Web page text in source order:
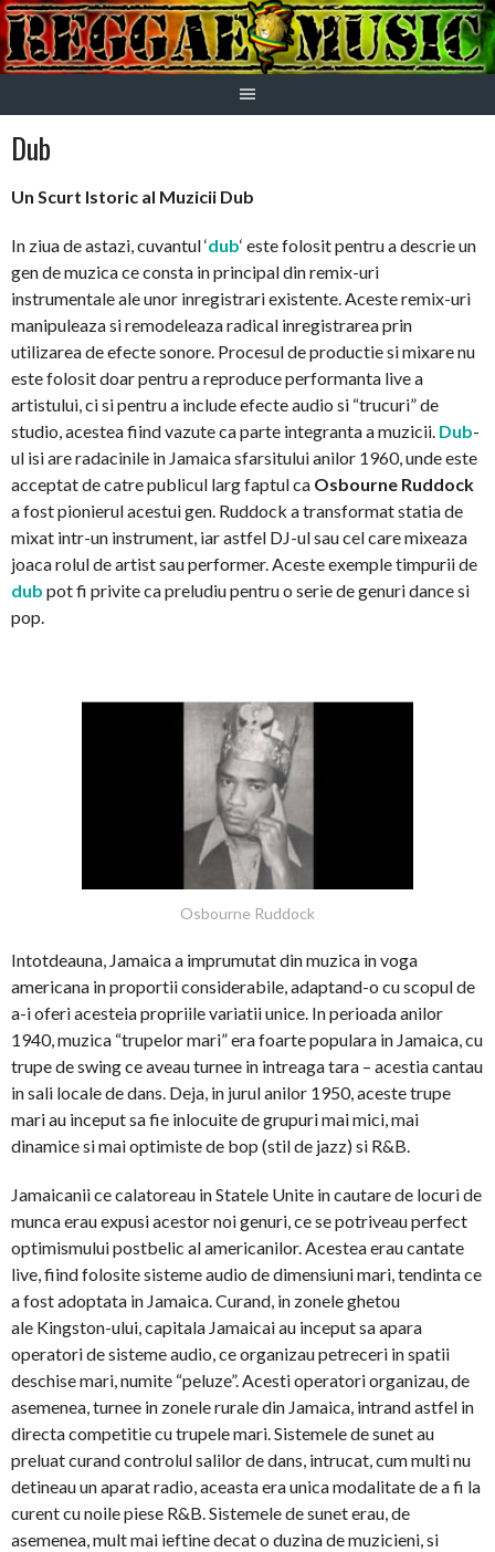
Skip
to
content
Dub
Un Scurt Istoric al Muzicii Dub
In ziua de astazi, cuvantul ‘dub‘ este folosit pentru a descrie un
gen de muzica ce consta in principal din remix-uri
instrumentale ale unor inregistrari existente. Aceste remix-uri
manipuleaza si remodeleaza radical inregistrarea prin
utilizarea de efecte sonore. Procesul de productie si mixare nu
este folosit doar pentru a reproduce performanta live a
artistului, ci si pentru a include efecte audio si “trucuri” de
studio, acestea fiind vazute ca parte integranta a muzicii. Dub-
ul isi are radacinile in Jamaica sfarsitului anilor 1960, unde este
acceptat de catre publicul larg faptul ca Osbourne Ruddock
a fost pionierul acestui gen. Ruddock a transformat statia de
mixat intr-un instrument, iar astfel DJ-ul sau cel care mixeaza
joaca rolul de artist sau performer. Aceste exemple timpurii de
dub pot fi privite ca preludiu pentru o serie de genuri dance si
pop.
Osbourne Ruddock
Intotdeauna, Jamaica a imprumutat din muzica in voga
americana in proportii considerabile, adaptand-o cu scopul de
a-i oferi acesteia propriile variatii unice. In perioada anilor
1940, muzica “trupelor mari” era foarte populara in Jamaica, cu
trupe de swing ce aveau turnee in intreaga tara – acestia cantau
in sali locale de dans. Deja, in jurul anilor 1950, aceste trupe
mari au inceput sa fie inlocuite de grupuri mai mici, mai
dinamice si mai optimiste de bop (stil de jazz) si R&B.
Jamaicanii ce calatoreau in Statele Unite in cautare de locuri de
munca erau expusi acestor noi genuri, ce se potriveau perfect
optimismului postbelic al americanilor. Acestea erau cantate
live, fiind folosite sisteme audio de dimensiuni mari, tendinta ce
a fost adoptata in Jamaica. Curand, in zonele ghetou
ale Kingston-ului, capitala Jamaicai au inceput sa apara
operatori de sisteme audio, ce organizau petreceri in spatii
deschise mari, numite “peluze”. Acesti operatori organizau, de
asemenea, turnee in zonele rurale din Jamaica, intrand astfel in
directa competitie cu trupele mari. Sistemele de sunet au
preluat curand controlul salilor de dans, intrucat, cum multi nu
detineau un aparat radio, aceasta era unica modalitate de a fi la
curent cu noile piese R&B. Sistemele de sunet erau, de
asemenea, mult mai ieftine decat o duzina de muzicieni, si